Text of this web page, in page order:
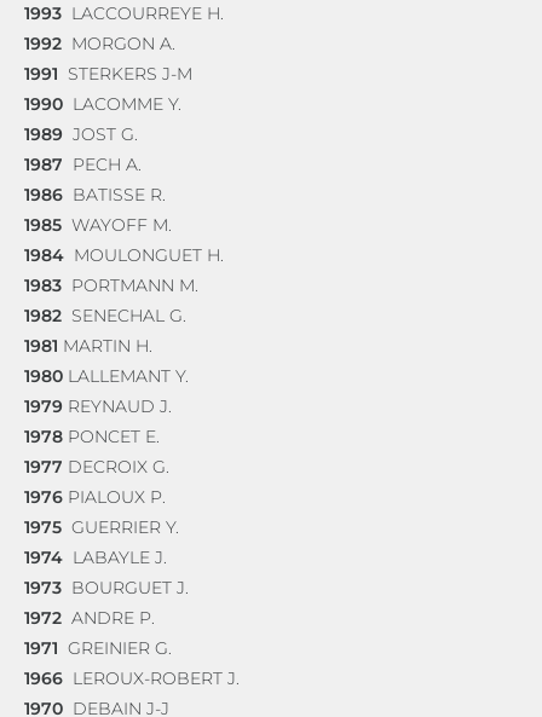
1993 LACCOURREYE H.
1992 MORGON A.
1991 STERKERS J-M
1990 LACOMME Y.
1989 JOST G.
1987 PECH A.
1986 BATISSE R.
1985 WAYOFF M.
1984 MOULONGUET H.
1983 PORTMANN M.
1982 SENECHAL G.
1981 MARTIN H.
1980 LALLEMANT Y.
1979 REYNAUD J.
1978 PONCET E.
1977 DECROIX G.
1976 PIALOUX P.
1975 GUERRIER Y.
1974 LABAYLE J.
1973 BOURGUET J.
1972 ANDRE P.
1971 GREINIER G.
1966 LEROUX-ROBERT J.
1970 DEBAIN J-J